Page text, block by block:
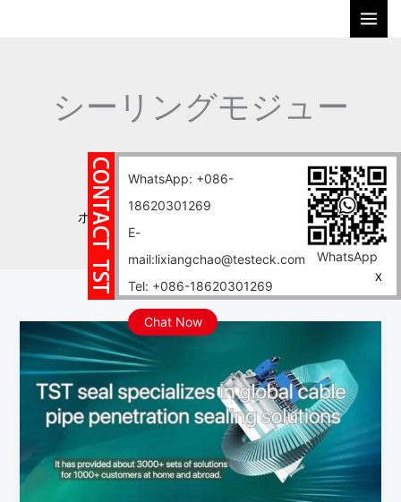
WhatsApp: +086-
18620301269
E-
mail:lixiangchao@testeck.com
Tel: +086-18620301269
Chat Now
WhatsApp
X
シーリングモジュー
ル
ホーム シーリングモジュール
TST
シ
ー
ル
は、
標